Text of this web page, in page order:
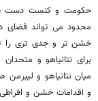
حکومت و کنست دست
محدود می تواند فضای
خشن تر و جدی تری را
برای نتانیاهو و
میان نتانیاهو و
و اقدامات خشن و